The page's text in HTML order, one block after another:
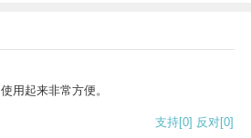
用起来非常方便。
支持[0] 反对[0]